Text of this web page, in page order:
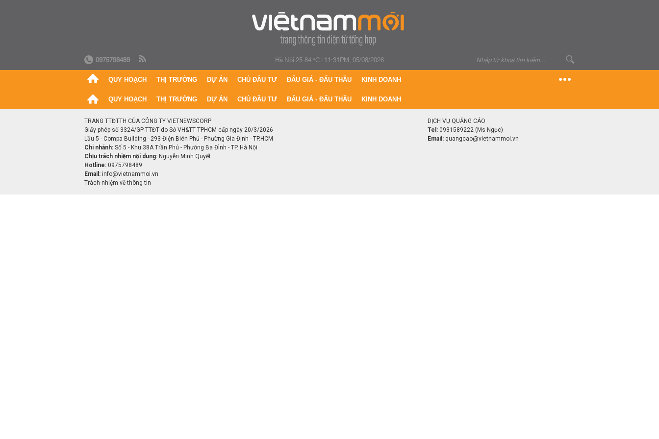
0975798489 Hà Nội 25.84 °C| 11:31PM, 05/08/2026
QUY HOẠCH THỊ TRƯỜNG DỰ ÁN CHỦ ĐẦU TƯ ĐẤU GIÁ - ĐẤU THẦU KINH DOANH
QUY HOẠCH THỊ TRƯỜNG DỰ ÁN CHỦ ĐẦU TƯ ĐẤU GIÁ - ĐẤU THẦU KINH DOANH
TRANG TTĐTTH CỦA CÔNG TY VIETNEWSCORP
Giấy phép số 3324/GP-TTĐT do Sở VH&TT TPHCM cấp ngày 20/3/2026
Lầu 5 - Compa Building - 293 Điện Biên Phủ - Phường Gia Định - TP.HCM
Chi nhánh: Số 5 - Khu 38A Trần Phú - Phường Ba Đình - TP. Hà Nội
Chịu trách nhiệm nội dung: Nguyễn Minh Quyết
Hotline: 0975798489
Email: info@vietnammoi.vn
Trách nhiệm về thông tin
DỊCH VỤ QUẢNG CÁO
Tel: 0931589222 (Ms Ngọc)
Email: quangcao@vietnammoi.vn